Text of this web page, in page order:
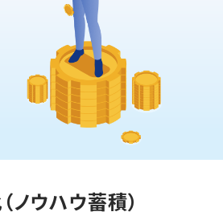
ノウハウ蓄積）